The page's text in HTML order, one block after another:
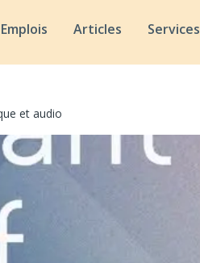
Emplois Articles Services
et audio